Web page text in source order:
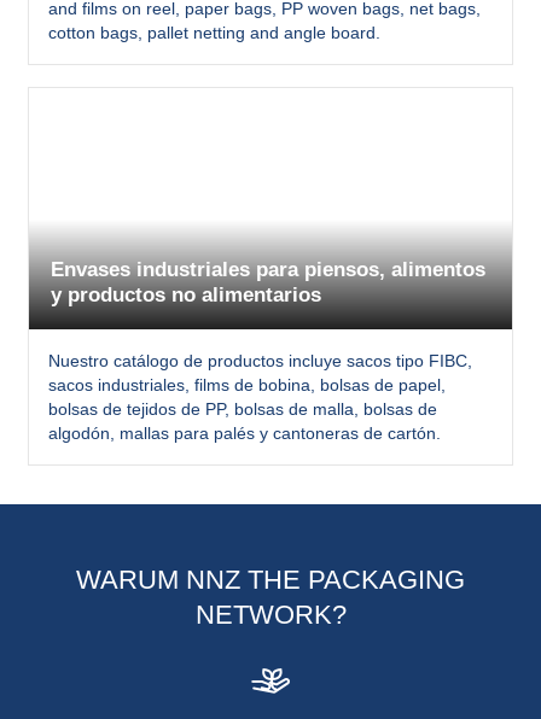
and films on reel, paper bags, PP woven bags, net bags,
cotton bags, pallet netting and angle board.
Envases industriales para piensos, alimentos
y productos no alimentarios
Nuestro catálogo de productos incluye sacos tipo FIBC,
sacos industriales, films de bobina, bolsas de papel,
bolsas de tejidos de PP, bolsas de malla, bolsas de
algodón, mallas para palés y cantoneras de cartón.
WARUM NNZ THE PACKAGING
NETWORK?